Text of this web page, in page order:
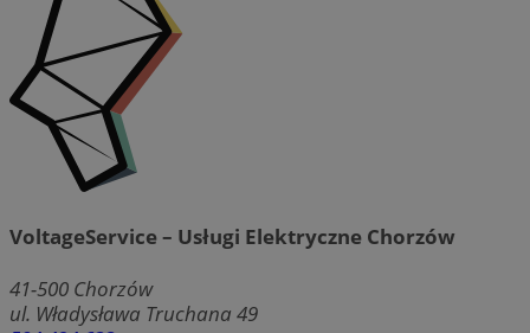
VoltageService – Usługi Elektryczne Chorzów
41-500 Chorzów
ul. Władysława Truchana 49